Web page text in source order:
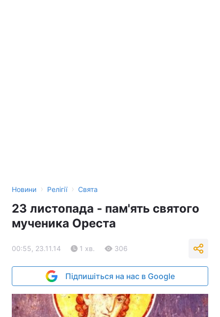
Новини › Релігії › Свята
23 листопада - пам'ять святого
мученика Ореста
00:55, 23.11.14 1 хв. 306
Підпишіться на нас в Google